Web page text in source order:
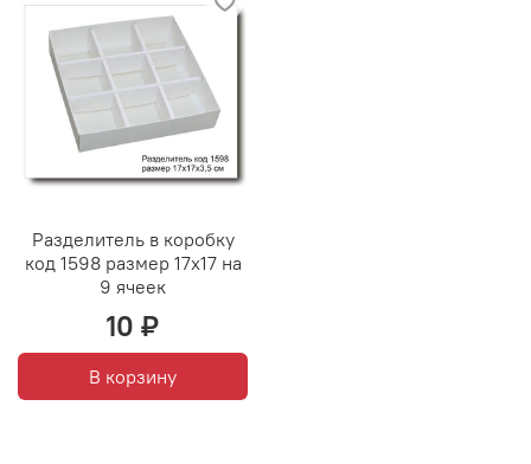
Разделитель в коробку
код 1598 размер 17х17 на
9 ячеек
10 ₽
В корзину